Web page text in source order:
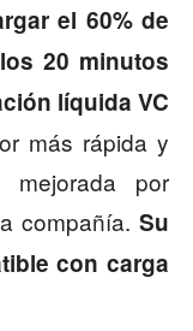
el 60% de
20 minutos
líquida VC
más rápida y
mejorada por
compañía. Su
con carga